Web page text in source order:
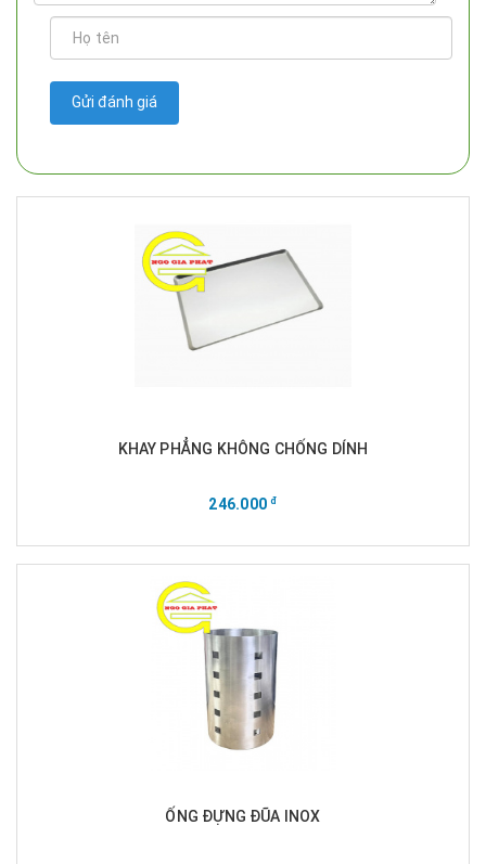
Gửi đánh giá
KHAY PHẲNG KHÔNG CHỐNG DÍNH
246.000đ
ỐNG ĐỰNG ĐŨA INOX